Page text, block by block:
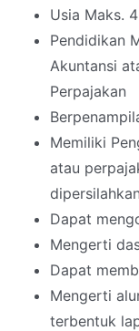
Usia Maks.
Pendidikan
Akuntansi
Perpajakan
Memiliki
atau
Dapat
Mengerti
Dapat
Mengerti
terbentuk